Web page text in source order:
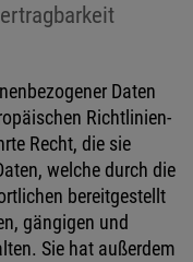
Daten
Richtlinien-
Recht, die sie
welche durch die
bereitgestellt
gängigen und
Sie hat außerdem